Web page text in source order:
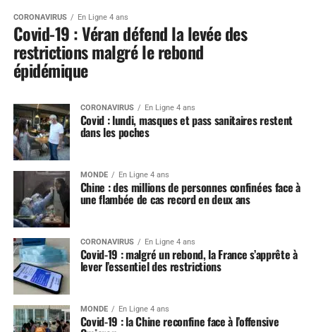
CORONAVIRUS En Ligne 4 ans
Covid-19 : Véran défend la levée des
restrictions malgré le rebond
épidémique
CORONAVIRUS En Ligne 4 ans
Covid : lundi, masques et pass sanitaires restent
dans les poches
MONDE En Ligne 4 ans
Chine : des millions de personnes confinées face à
une flambée de cas record en deux ans
CORONAVIRUS En Ligne 4 ans
Covid-19 : malgré un rebond, la France s’apprête à
lever l’essentiel des restrictions
MONDE En Ligne 4 ans
Covid-19 : la Chine reconfine face à l’offensive